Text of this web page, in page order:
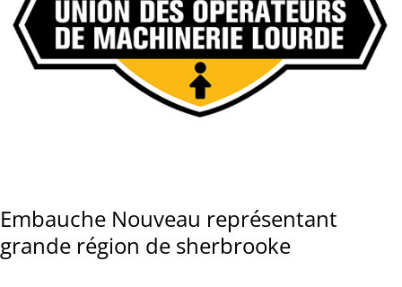
Embauche Nouveau représentant
grande région de sherbrooke